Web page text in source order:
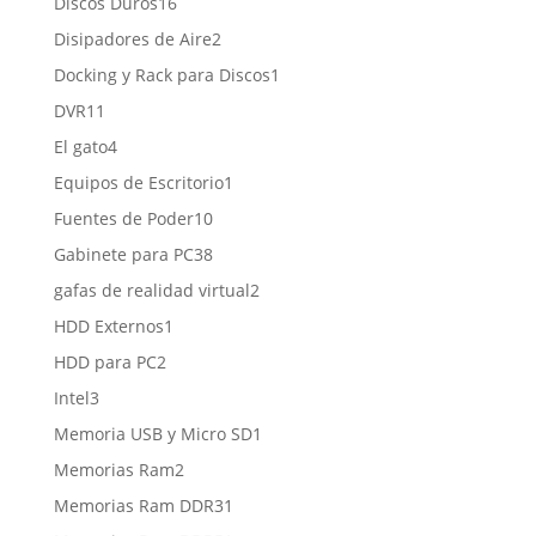
productos
Disipadores de Aire22
productos
Docking y Rack para Discos1
DVR11
productos
El gato44
productos
Equipos de Escritorio1
Fuentes de Poder1010
productos
Gabinete para PC3838
productos
gafas de realidad virtual22
HDD Externos1
HDD para PC22
Intel33
productos
Memoria USB y Micro SD1
Memorias Ram22
productos
Memorias Ram DDR31